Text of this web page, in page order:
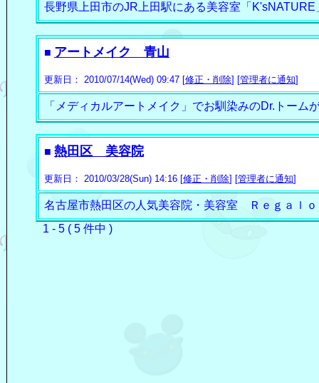
長野県上田市のJR上田駅にある美容室「
■ アートメイク 青山
更新日： 2010/07/14(Wed) 09:47 [修正・削除] [管理者に通知]
「メディカルアートメイク」でお馴染みのDr.トーム
■ 熱田区 美容院
更新日： 2010/03/28(Sun) 14:16 [修正・削除] [管理者に通知]
名古屋市熱田区の人気美容院・美容室 Ｒｅｇａｌ
1 - 5 ( 5 件中 )